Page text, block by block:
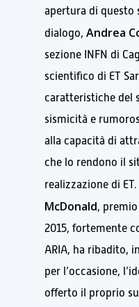
apertura di questo
dialogo, Andrea
sezione INFN di
scientifico di ET
caratteristiche del
sismicità e
alla capacità di
che lo rendono il
realizzazione di
McDonald,
2015, fortemente
ARIA, ha ribadito,
per l’occasione,
offerto il proprio